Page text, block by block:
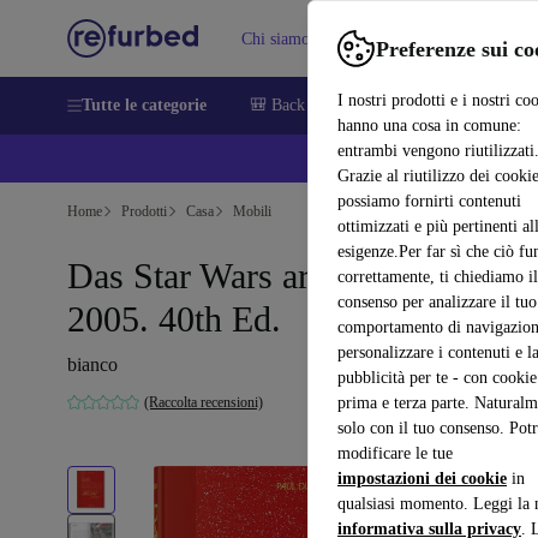
Preferenze sui
I nostri prodotti e i nostri
hanno una cosa in comune:
entrambi vengono riutilizzati.
Grazie al riutilizzo dei
possiamo fornirti contenuti
ottimizzati e più pertinenti
esigenze.Per far sì che ciò
correttamente, ti chiediamo il
consenso per analizzare il tuo
comportamento di
personalizzare i contenuti e la
pubblicità per te - con
prima e terza parte.
solo con il tuo consenso.
modificare le tue
impostazioni dei cookie in
qualsiasi momento. Leggi la
informativa sulla privacy.
Chi siamo Vendere Assistenza
Tutte le categorie 🎒 Back to school Smartphone
💰
Home Prodotti Casa Mobili
Das Star Wars archivio. 1999–
2005. 40th Ed.
bianco
(Raccolta recensioni)